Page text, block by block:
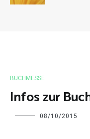
BUCHMESSE
Infos zur
Charline 08/10/2015